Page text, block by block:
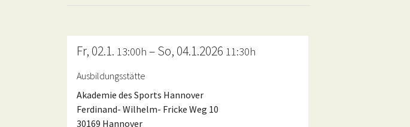
Fr, 02.1. 13:00h – So, 04.1.2026 11:30h
Ausbildungsstätte
Akademie des Sports Hannover
Ferdinand- Wilhelm- Fricke Weg 10
30169 Hannover